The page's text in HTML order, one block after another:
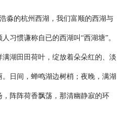
淼的杭州西湖，我们富顺的西湖与
习惯谦称自已的西湖叫“西湖塘”。
湖田田荷叶，绽放着朵朵红的、淡
日间，蝉鸣湖边树梢；夜晚，满湖
阵阵荷香飘荡，那清幽静寂的环